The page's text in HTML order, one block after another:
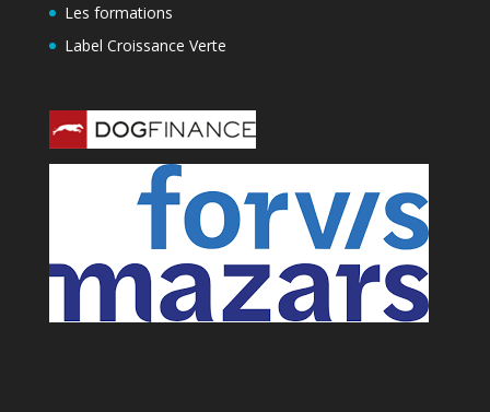
Les formations
Label Croissance Verte